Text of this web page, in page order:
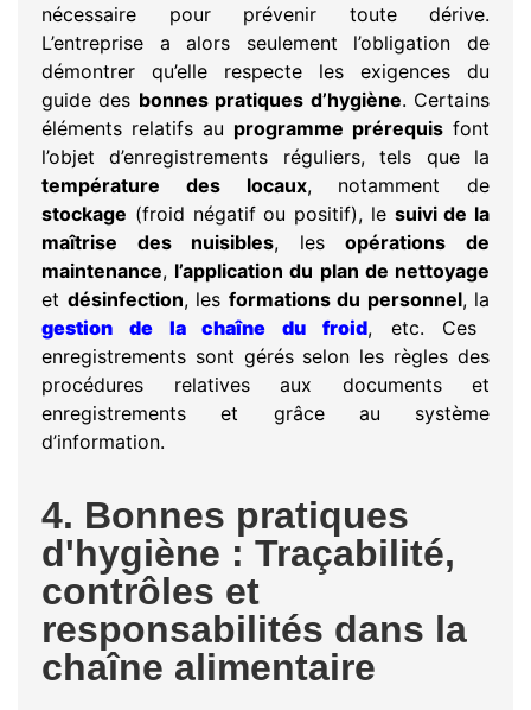
nécessaire pour prévenir toute dérive.
L’entreprise a alors seulement l’obligation de
démontrer qu’elle respecte les exigences du
guide des bonnes pratiques d’hygiène. Certains
éléments relatifs au programme prérequis font
l’objet d’enregistrements réguliers, tels que la
température des locaux, notamment de
stockage (froid négatif ou positif), le suivi de la
maîtrise des nuisibles, lesopérations de
maintenance, l’application du plan de nettoyage
et désinfection, les formations du personnel, la
gestion de la chaîne du froid, etc. Ces
enregistrements sont gérés selon les règles des
procédures relatives aux documents et
enregistrements et grâce au système
d’information.
4. Bonnes pratiques
d'hygiène : Traçabilité,
contrôles et
responsabilités dans la
chaîne alimentaire